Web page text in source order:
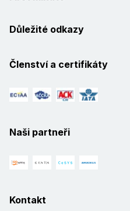
Důležité odkazy
Členství a certifikáty
Naši partneři
Kontakt